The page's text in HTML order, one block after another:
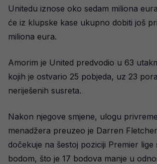
Unitedu iznose oko sedam miliona
će iz klupske kase ukupno dobiti još
miliona eura.
Amorim je United predvodio u 63
kojih je ostvario 25 pobjeda, uz 23
neriješenih susreta.
Nakon njegove smjene, ulogu
menadžera preuzeo je Darren
dočekuje na šestoj poziciji Premier lige
bodom, što je 17 bodova manje u